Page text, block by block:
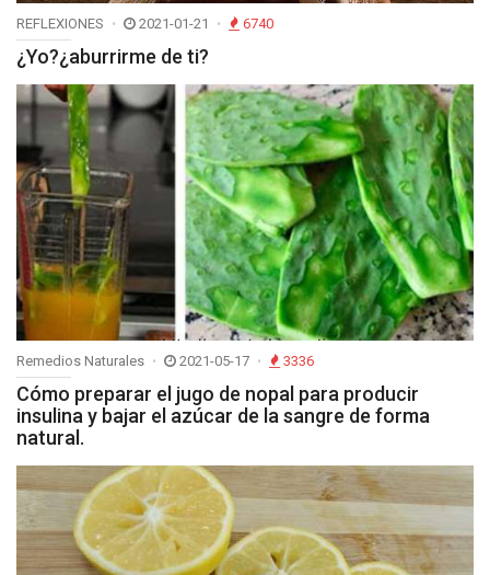
REFLEXIONES 2021-01-21 6740
¿Yo?¿aburrirme de ti?
Remedios Naturales 2021-05-17 3336
Cómo preparar el jugo de nopal para producir
insulina y bajar el azúcar de la sangre de forma
natural.